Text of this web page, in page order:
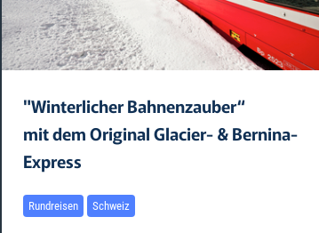
"Winterlicher Bahnenzauber“
mit dem Original Glacier- & Bernina-
Express
Rundreisen Schweiz